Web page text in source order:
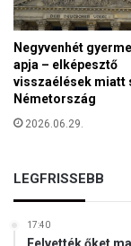
t
ó
s
á
g
a
c
s
á
Negyvenhét
apja – elképesztő
visszaélések miatt
Németország
2026.06.29.
LEGFRISSEBB
17:40